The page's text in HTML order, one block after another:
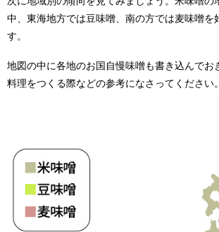
中、東海地方では豆味噌、南の方では麦味噌を
す。
地図の中に各地のお国自慢味噌も書き込んでお
料理をつくる際などの参考になさってください。